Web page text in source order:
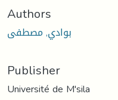
Authors
بوادي, مصطفى
Publisher
Université de M'sila